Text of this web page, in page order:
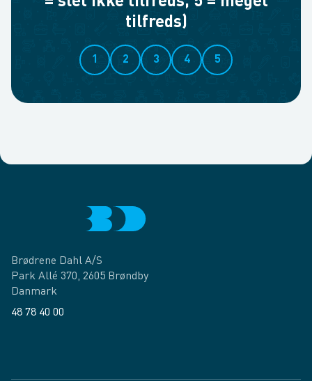
tilfreds)
1 2 3 4 5
Brødrene Dahl A/S
Park Allé 370, 2605 Brøndby
Danmark
48 78 40 00